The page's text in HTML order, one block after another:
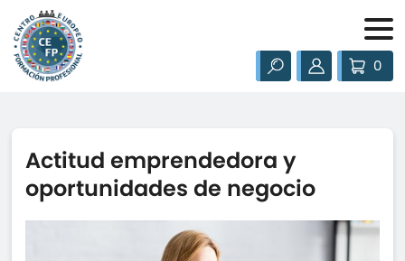
0
Actitud emprendedora y
oportunidades de negocio